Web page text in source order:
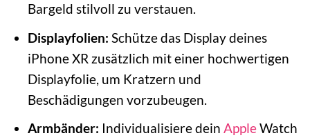
Bargeld stilvoll zu verstauen.
Displayfolien: Schütze das Display deines
iPhone XR zusätzlich mit einer hochwertigen
Displayfolie, um Kratzern und
Beschädigungen vorzubeugen.
Armbänder: Individualisiere dein AppleWatch